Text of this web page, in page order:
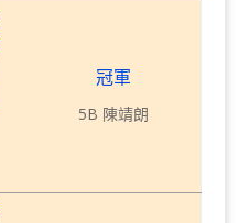
冠軍
5B 陳靖朗